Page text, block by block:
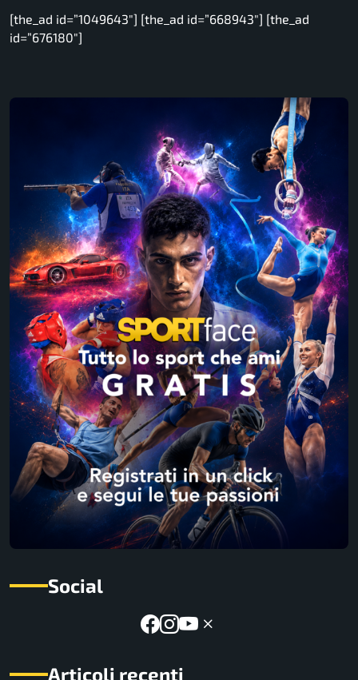
[the_ad id=”1049643″] [the_ad id=”668943″] [the_ad
id=”676180″]
Social
Articoli recenti